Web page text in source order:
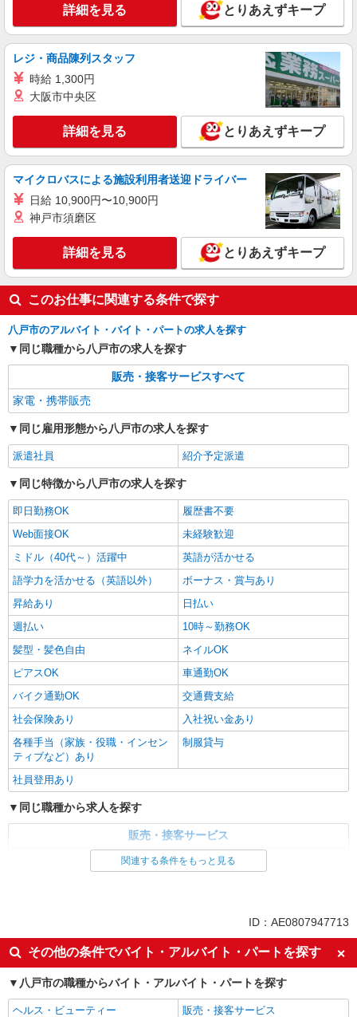
詳細を見る とりあえずキープ
レジ・商品陳列スタッフ
時給 1,300円
大阪市中央区
詳細を見る とりあえずキープ
マイクロバスによる施設利用者送迎ドライバー
日給 10,900円〜10,900円
神戸市須磨区
詳細を見る とりあえずキープ
このお仕事に関連する条件で探す
八戸市のアルバイト・バイト・パートの求人を探す
同じ職種から八戸市の求人を探す
販売・接客サービスすべて
家電・携帯販売
同じ雇用形態から八戸市の求人を探す
派遣社員 紹介予定派遣
同じ特徴から八戸市の求人を探す
即日勤務OK
履歴書不要
Web面接OK
未経験歓迎
ミドル（40代～）活躍中
英語が活かせる
語学力を活かせる（英語以外）
ボーナス・賞与あり
昇給あり
日払い
週払い
10時～勤務OK
髪型・髪色自由
ネイルOK
ピアスOK
車通勤OK
バイク通勤OK
交通費支給
社会保険あり
入社祝い金あり
各種手当（家族・役職・インセン
ティブなど）あり
制服貸与
社員登用あり
同じ職種から求人を探す
販売・接客サービス
英語が活かせる
ボーナス・賞与あり
日払い
車通勤OK
交通費支給
社会保険あり
社員登用あり
関連する条件をもっと見る
ID：AE0807947713
その他の条件でバイト・アルバイト・パートを探す
八戸市の職種からバイト・アルバイト・パートを探す
ヘルス・ビューティー
販売・接客サービス